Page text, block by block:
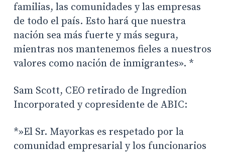
familias, las comunidades y las empresas
de todo el país. Esto hará que nuestra
nación sea más fuerte y más segura,
mientras nos mantenemos fieles a nuestros
valores como nación de inmigrantes». *
Sam Scott, CEO retirado de Ingredion
Incorporated y copresidente de ABIC:
*»El Sr. Mayorkas es respetado por la
comunidad empresarial y los funcionarios